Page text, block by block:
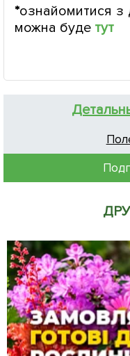
*ознайомитися з
можна буде тут